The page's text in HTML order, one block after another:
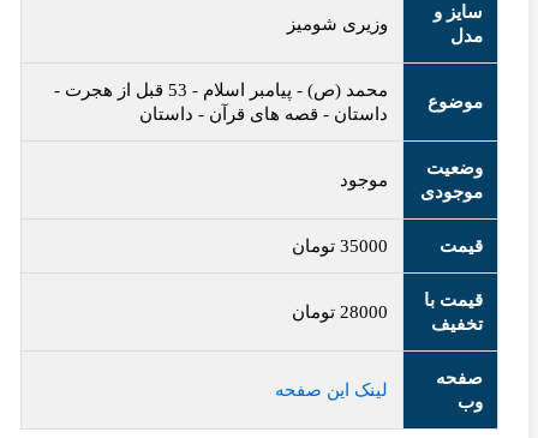
وزیری شومیز
محمد (ص)-پیامبر اسلام- 53 قبل از هجرت
داستان
- قصه های قرآن- داستان
موجود
35000 تومان
با
28000 تومان
لینک این صفحه